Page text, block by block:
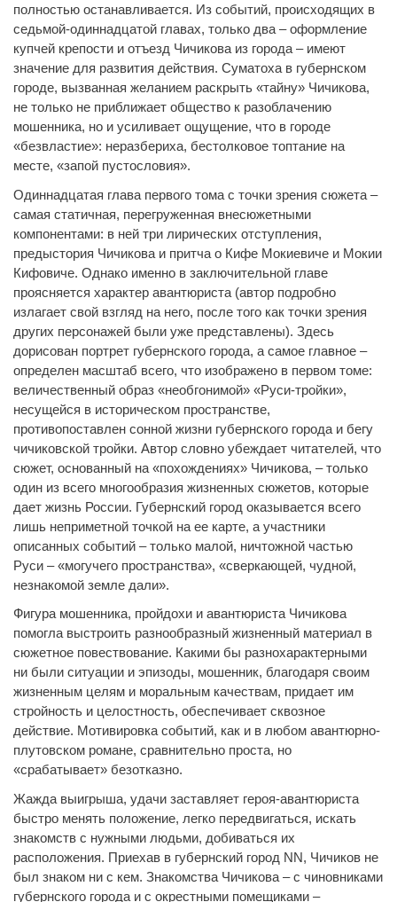
полностью останавливается. Из событий, происходящих в
седьмой-одиннадцатой главах, только два – оформление
купчей крепости и отъезд Чичикова из города – имеют
значение для развития действия. Суматоха в губернском
городе, вызванная желанием раскрыть «тайну» Чичикова,
не только не приближает общество к разоблачению
мошенника, но и усиливает ощущение, что в городе
«безвластие»: неразбериха, бестолковое топтание на
месте, «запой пустословия».
Одиннадцатая глава первого тома с точки зрения сюжета –
самая статичная, перегруженная внесюжетными
компонентами: в ней три лирических отступления,
предыстория Чичикова и притча о Кифе Мокиевиче и Мокии
Кифовиче. Однако именно в заключительной главе
проясняется характер авантюриста (автор подробно
излагает свой взгляд на него, после того как точки зрения
других персонажей были уже представлены). Здесь
дорисован портрет губернского города, а самое главное –
определен масштаб всего, что изображено в первом томе:
величественный образ «необгонимой» «Руси-тройки»,
несущейся в историческом пространстве,
противопоставлен сонной жизни губернского города и бегу
чичиковской тройки. Автор словно убеждает читателей, что
сюжет, основанный на «похождениях» Чичикова, – только
один из всего многообразия жизненных сюжетов, которые
дает жизнь России. Губернский город оказывается всего
лишь неприметной точкой на ее карте, а участники
описанных событий – только малой, ничтожной частью
Руси – «могучего пространства», «сверкающей, чудной,
незнакомой земле дали».
Фигура мошенника, пройдохи и авантюриста Чичикова
помогла выстроить разнообразный жизненный материал в
сюжетное повествование. Какими бы разнохарактерными
ни были ситуации и эпизоды, мошенник, благодаря своим
жизненным целям и моральным качествам, придает им
стройность и целостность, обеспечивает сквозное
действие. Мотивировка событий, как и в любом авантюрно-
плутовском романе, сравнительно проста, но
«срабатывает» безотказно.
Жажда выигрыша, удачи заставляет героя-авантюриста
быстро менять положение, легко передвигаться, искать
знакомств с нужными людьми, добиваться их
расположения. Приехав в губернский город NN, Чичиков не
был знаком ни с кем. Знакомства Чичикова – с чиновниками
губернского города и с окрестными помещиками –